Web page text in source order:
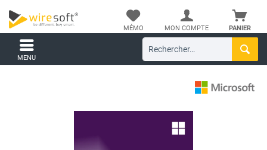
PANIER
MÉMO MON COMPTE
MENU